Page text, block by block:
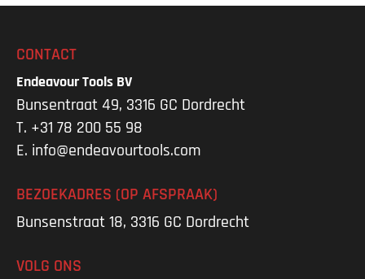
CONTACT
Endeavour Tools BV
Bunsentraat 49, 3316 GC Dordrecht
T. +31 78 200 55 98
E. info@endeavourtools.com
BEZOEKADRES (OP AFSPRAAK)
Bunsenstraat 18, 3316 GC Dordrecht
VOLG ONS